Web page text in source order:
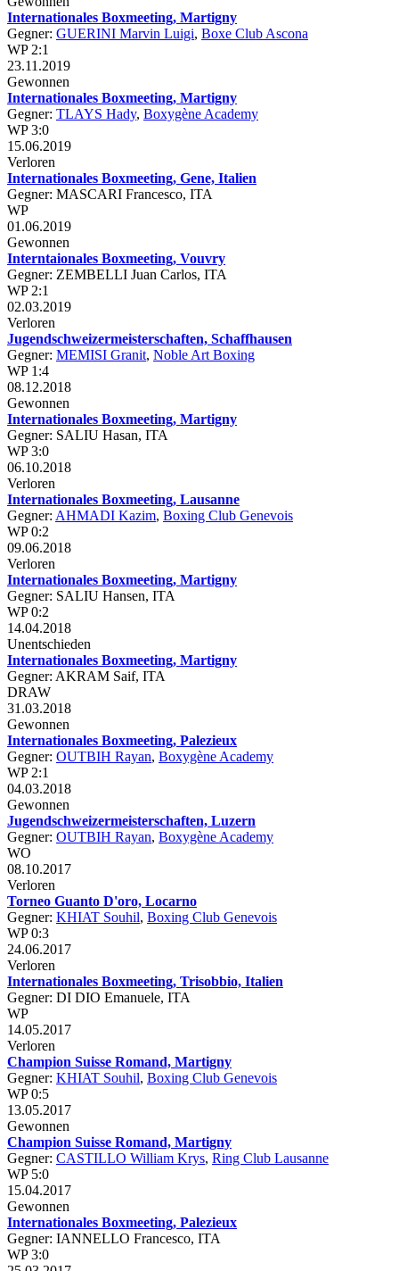
Internationales Boxmeeting, Martigny
Gegner: GUERINI Marvin Luigi, Boxe Club Ascona
WP 2:1
23.11.2019
Gewonnen
Internationales Boxmeeting, Martigny
Gegner: TLAYS Hady, Boxygène Academy
WP 3:0
15.06.2019
Verloren
Internationales Boxmeeting, Gene, Italien
Gegner: MASCARI Francesco, ITA
WP
01.06.2019
Gewonnen
Interntaionales Boxmeeting, Vouvry
Gegner: ZEMBELLI Juan Carlos, ITA
WP 2:1
02.03.2019
Verloren
Jugendschweizermeisterschaften, Schaffhausen
Gegner: MEMISI Granit, Noble Art Boxing
WP 1:4
08.12.2018
Gewonnen
Internationales Boxmeeting, Martigny
Gegner: SALIU Hasan, ITA
WP 3:0
06.10.2018
Verloren
Internationales Boxmeeting, Lausanne
Gegner: AHMADI Kazim, Boxing Club Genevois
WP 0:2
09.06.2018
Verloren
Internationales Boxmeeting, Martigny
Gegner: SALIU Hansen, ITA
WP 0:2
14.04.2018
Unentschieden
Internationales Boxmeeting, Martigny
Gegner: AKRAM Saif, ITA
DRAW
31.03.2018
Gewonnen
Internationales Boxmeeting, Palezieux
Gegner: OUTBIH Rayan, Boxygène Academy
WP 2:1
04.03.2018
Gewonnen
Jugendschweizermeisterschaften, Luzern
Gegner: OUTBIH Rayan, Boxygène Academy
WO
08.10.2017
Verloren
Torneo Guanto D'oro, Locarno
Gegner: KHIAT Souhil, Boxing Club Genevois
WP 0:3
24.06.2017
Verloren
Internationales Boxmeeting, Trisobbio, Italien
Gegner: DI DIO Emanuele, ITA
WP
14.05.2017
Verloren
Champion Suisse Romand, Martigny
Gegner: KHIAT Souhil, Boxing Club Genevois
WP 0:5
13.05.2017
Gewonnen
Champion Suisse Romand, Martigny
Gegner: CASTILLO William Krys, Ring Club Lausanne
WP 5:0
15.04.2017
Gewonnen
Internationales Boxmeeting, Palezieux
Gegner: IANNELLO Francesco, ITA
WP 3:0